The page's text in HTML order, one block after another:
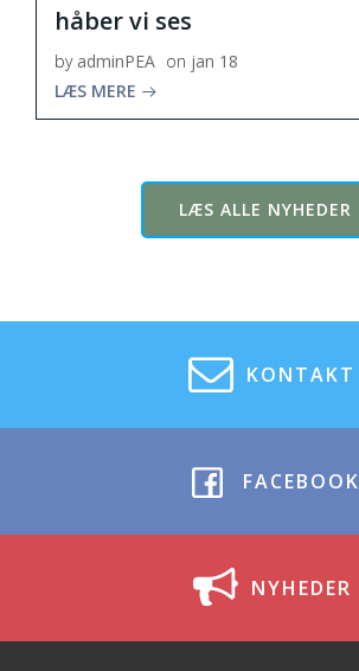
håber vi ses
by adminPEA on jan 18
LÆS MERE
LÆS ALLE NYHEDER
KONTAKT
FACEBOOK
NYHEDER